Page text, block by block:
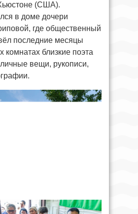
(США).
в доме дочери
где общественный
последние месяцы
комнатах близкие поэта
вещи, рукописи,